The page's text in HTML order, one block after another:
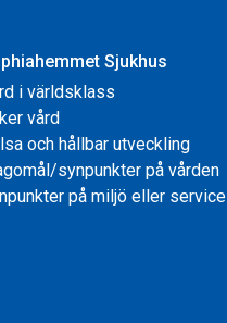
Sjukhus
i världsklass
vård
och hållbar utveckling
synpunkter på vården
på miljö eller service